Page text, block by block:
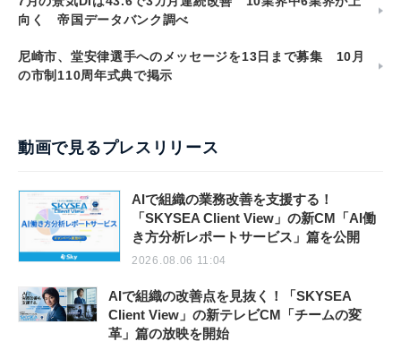
向く 帝国データバンク調べ
尼崎市、堂安律選手へのメッセージを13日まで募集 10月
の市制110周年式典で掲示
動画で見るプレスリリース
AIで組織の業務改善を支援する！
「SKYSEA Client View」の新CM「AI働
き方分析レポートサービス」篇を公開
2026.08.06 11:04
AIで組織の改善点を見抜く！「SKYSEA
Client View」の新テレビCM「チームの変
革」篇の放映を開始